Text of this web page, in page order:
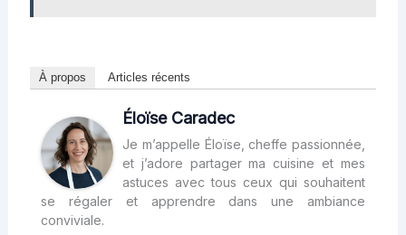
À propos Articles récents
Éloïse Caradec
Je m’appelle Éloïse, cheffe passionnée,
et j’adore partager ma cuisine et mes
astuces avec tous ceux qui souhaitent
se régaler et apprendre dans une ambiance
conviviale.